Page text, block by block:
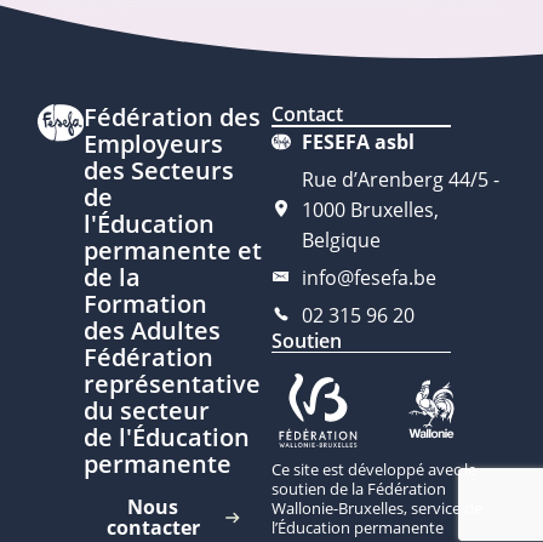
Fédération des
Employeurs
des Secteurs
de
l'Éducation
permanente et
de la
Formation
des Adultes
Fédération
représentative
du secteur
de l'Éducation
permanente
Nous
contacter
Contact
FESEFA asbl
Rue d’Arenberg 44/5 -
1000 Bruxelles,
Belgique
info@fesefa.be
02 315 96 20
Soutien
Ce site est développé avec le
soutien de la Fédération
Wallonie-Bruxelles, service de
l’Éducation permanente